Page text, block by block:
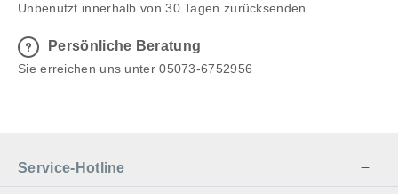
Unbenutzt innerhalb von 30 Tagen zurücksenden
Persönliche Beratung
Sie erreichen uns unter 05073-6752956
Service-Hotline